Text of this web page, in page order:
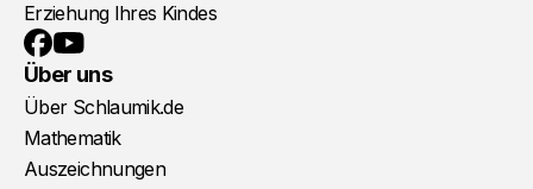
Erziehung Ihres Kindes
Facebook
YouTube
Über uns
Über Schlaumik.de
Mathematik
Auszeichnungen